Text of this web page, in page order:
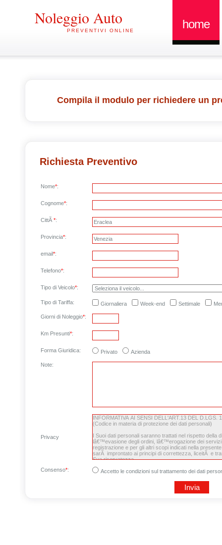
Noleggio Auto
PREVENTIVI ONLINE home
Compila il modulo per richiedere un
Richiesta Preventivo
Nome*:
Cognome*:
CittÃ *:
Provincia*:
email*:
Telefono*:
Tipo di Veicolo*:
Tipo di Tariffa: Giornaliera Week-end Settimale
Giorni di Noleggio*:
Km Presunti*:
Forma Giuridica: Privato Azienda
Note:
Privacy
Consenso*: Accetto le condizioni sul trattamento dei dati